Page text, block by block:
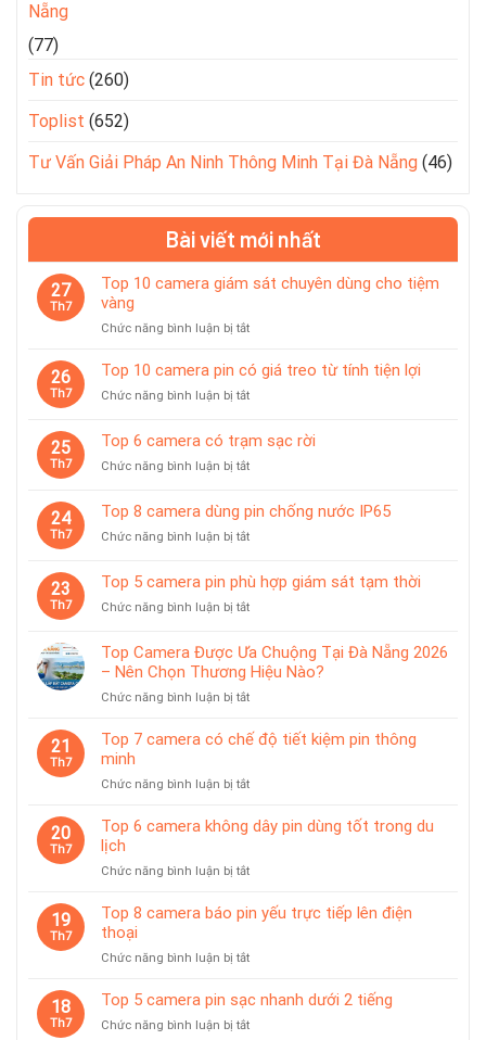
Nẵng
(77)
Tin tức (260)
Toplist (652)
Tư Vấn Giải Pháp An Ninh Thông Minh Tại Đà Nẵng (46)
Bài viết mới nhất
27
Th7
Top 10 camera giám sát chuyên dùng cho tiệm
vàng
Chức năng bình luận bị tắtở
10
camera
giám
chuyên
vàng
26
Th7
Top 10 camera pin có giá treo từ tính tiện lợi
Chức năng bình luận bị tắtở
camera
pin
giá
từ
tiện
25
Th7
Top 6 camera có trạm sạc rời
Chức năng bình luận bị tắtở
6
camera
có
sạc
24
Th7
Top 8 camera dùng pin chống nước IP65
Chức năng bình luận bị tắtở
8
camera
dùng
chống
nước
IP65
23
Th7
Top 5 camera pin phù hợp giám sát tạm thời
Chức năng bình luận bị tắtở
5
camera
pin
phù
giám
thời
Top Camera Được Ưa Chuộng Tại Đà Nẵng 2026
– Nên Chọn Thương Hiệu Nào?
Chức năng bình luận bị tắtở
Camera
Được
Chuộng
Đà
Chọn
Hiệu
21
Th7
Top 7 camera có chế độ tiết kiệm pin thông
minh
Chức năng bình luận bị tắtở
camera
chế
tiết
20
Th7
Top 6 camera không dây pin dùng tốt trong du
lịch
Chức năng bình luận bị tắtở
6
camera
dây
dùng
19
Th7
Top 8 camera báo pin yếu trực tiếp lên điện
thoại
Chức năng bình luận bị tắtở
8
báo
18
Th7
Top 5 camera pin sạc nhanh dưới 2 tiếng
Chức năng bình luận bị tắtở